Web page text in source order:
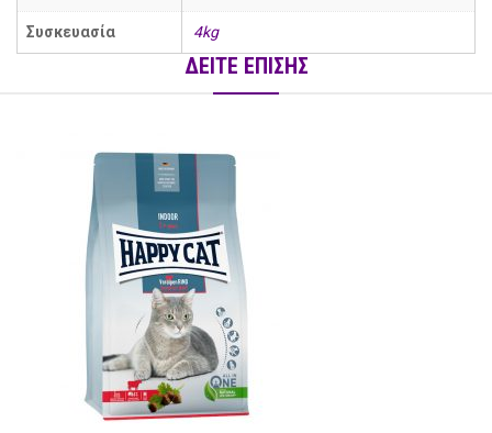
Συσκευασία 4kg
ΔΕΙΤΕ ΕΠΙΣΗΣ